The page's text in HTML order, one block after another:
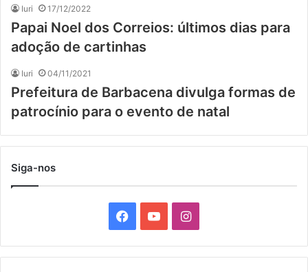
Iuri 17/12/2022
Papai Noel dos Correios: últimos dias para
adoção de cartinhas
Iuri 04/11/2021
Prefeitura de Barbacena divulga formas de
patrocínio para o evento de natal
Siga-nos
a
o
I
n